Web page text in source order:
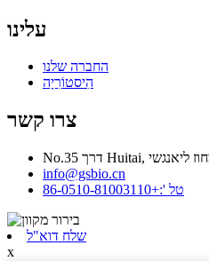
עלינו
החברה שלנו
הִיסטוֹרִיָה
צרו קשר
info@gsbio.cn
טל ':+86-0510-81003110
שלח דוא"ל
x